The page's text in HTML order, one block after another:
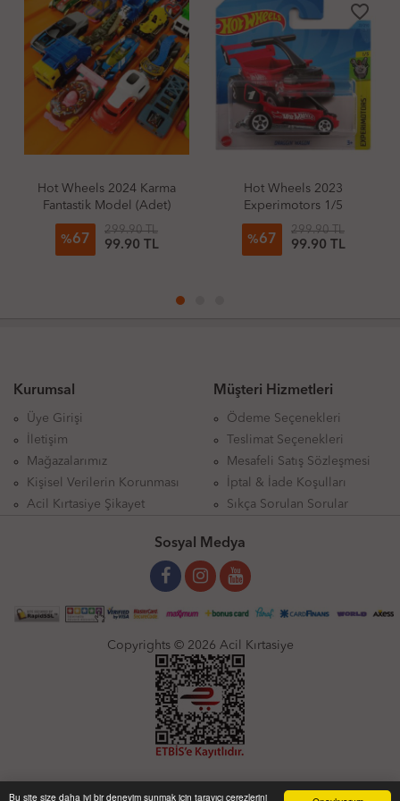
Bu site size daha iyi bir deneyim sunmak için tarayıcı çerezlerini
favorite_border favorite_border
Hot Wheels 2023
Experimotors 1/5
Draggin' Wagon
%67
299.90 TL
99.90 TL
Hot Wheels 2025
Fresh Morgan Super 3
%67
299.90 TL
99.90 TL
Kurumsal
Üye Girişi
İletişim
Mağazalarımız
Kişisel Verilerin Korunması
Acil Kırtasiye Şikayet
Müşteri Hizmetleri
Ödeme Seçenekleri
Teslimat Seçenekleri
Mesafeli Satış Sözleşmesi
İptal & İade Koşulları
Sıkça Sorulan Sorular
Sosyal Medya
Copyrights © 2026 Acil Kırtasiye